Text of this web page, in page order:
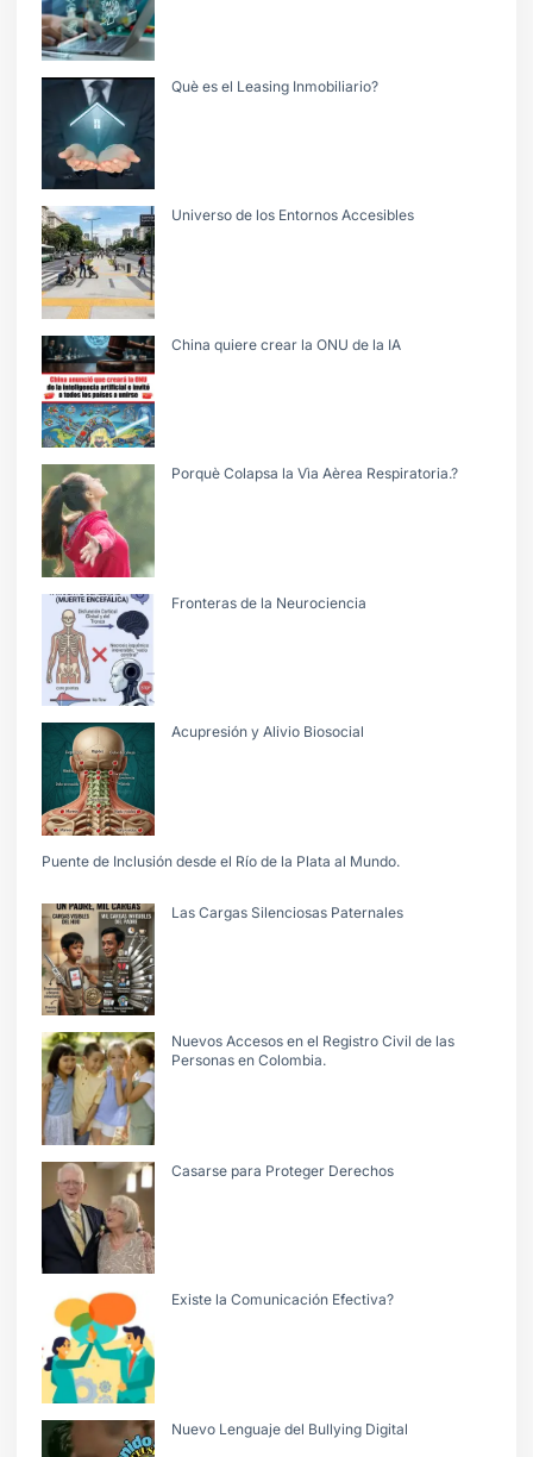
Què es el Leasing Inmobiliario?
Universo de los Entornos Accesibles
China quiere crear la ONU de la IA
Porquè Colapsa la Vìa Aèrea Respiratoria.?
Fronteras de la Neurociencia
Acupresión y Alivio Biosocial
Puente de Inclusión desde el Río de la Plata al Mundo.
Las Cargas Silenciosas Paternales
Nuevos Accesos en el Registro Civil de las
Personas en Colombia.
Casarse para Proteger Derechos
Existe la Comunicación Efectiva?
Nuevo Lenguaje del Bullying Digital